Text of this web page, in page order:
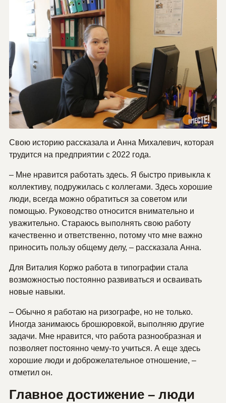
Свою историю рассказала и Анна Михалевич, которая
трудится на предприятии с 2022 года.
– Мне нравится работать здесь. Я быстро привыкла к
коллективу, подружилась с коллегами. Здесь хорошие
люди, всегда можно обратиться за советом или
помощью. Руководство относится внимательно и
уважительно. Стараюсь выполнять свою работу
качественно и ответственно, потому что мне важно
приносить пользу общему делу, – рассказала Анна.
Для Виталия Коржо работа в типографии стала
возможностью постоянно развиваться и осваивать
новые навыки.
– Обычно я работаю на ризографе, но не только.
Иногда занимаюсь брошюровкой, выполняю другие
задачи. Мне нравится, что работа разнообразная и
позволяет постоянно чему-то учиться. А еще здесь
хорошие люди и доброжелательное отношение, –
отметил он.
Главное достижение – люди